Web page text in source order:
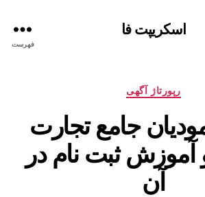
اسکریپت فا
فهرست
دسته‌ها
رپورتاژ آگهی
جامع تجارت
ثبت نام در
آن